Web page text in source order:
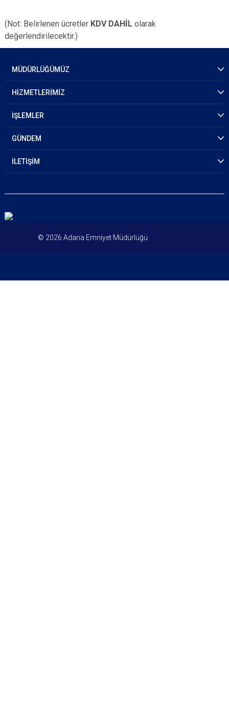
(Not: Belirlenen ücretler KDV DAHİL olarak
değerlendirilecektir.)
MÜDÜRLÜĞÜMÜZ
HİZMETLERİMİZ
İŞLEMLER
GÜNDEM
İLETİŞİM
© 2026 Adana Emniyet Müdürlüğü